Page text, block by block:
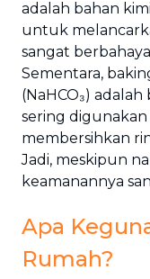
adalah bahan
untuk
sangat
Sementara,
(NaHCO₃)
sering
membersihkan
Jadi, meskipun
keamanannya
Apa
Rumah?